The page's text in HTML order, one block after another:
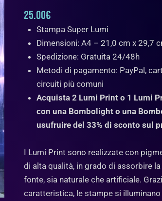
25.00€
Stampa Super Lumi
Dimensioni: A4 – 21,0 cm x 29,7
Spedizione: Gratuita 24/48h
Metodi di pagamento: PayPal,
circuiti più comuni
Acquista 2 Lumi Print o 1 Lumi
con una Bombolight o una
usufruire del 33% di sconto sul
I Lumi Print sono realizzate con
di alta qualità, in grado di assorbire
fonte, sia naturale che artificiale.
caratteristica, le stampe si